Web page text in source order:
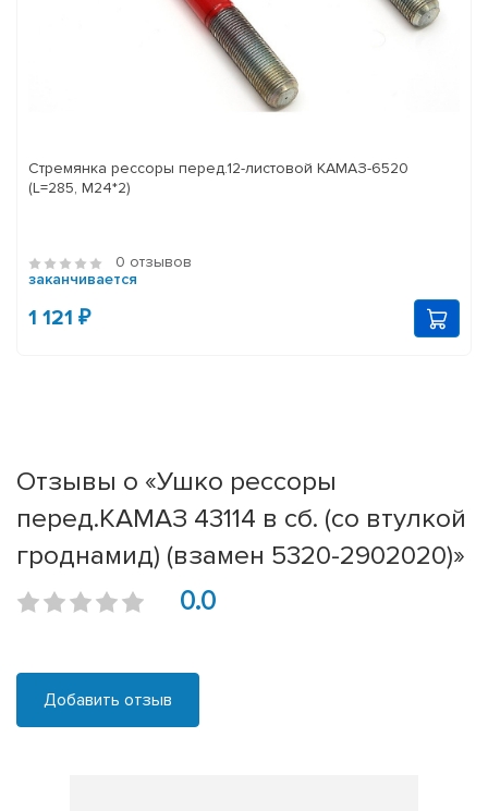
Стремянка рессоры перед.12-листовой КАМАЗ-6520
(L=285, М24*2)
0 отзывов
заканчивается
1 121 ₽
Отзывы о «Ушко рессоры
перед.КАМАЗ 43114 в сб. (со втулкой
гроднамид) (взамен 5320-2902020)»
0.0
Добавить отзыв